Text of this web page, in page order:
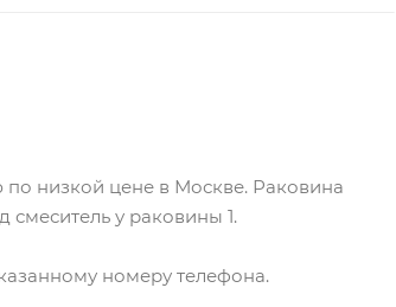
по низкой цене в Москве. Раковина
смеситель у раковины 1.
номеру телефона.